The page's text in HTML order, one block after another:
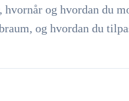
hvornår og hvordan du
og hvordan du